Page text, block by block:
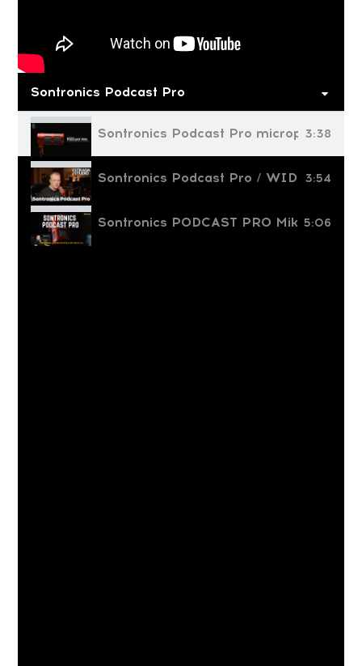
Sontronics Podcast Pro
Sontronics Podcast Pro microphone –
3:38
Sontronics Podcast Pro / WIDEOTEST
3:54
Sontronics PODCAST PRO Mikrofon z
5:06